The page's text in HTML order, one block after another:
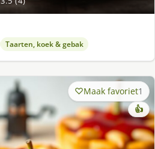
Taarten, koek & gebak
Maak favoriet1
👍